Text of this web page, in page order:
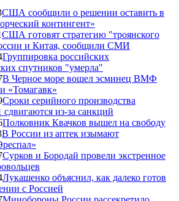
США сообщили о решении оставить в
контингент»
США готовят стратегию "троянского
и Китая, сообщили СМИ
Группировка российских
спутников "умерла"
В Черное море вошел эсминец ВМФ
«Томагавк»
Сроки серийного производства
из-за санкций
Полковник Квачков вышел на свободу
В России из аптек изымают
Сурков и Бородай провели экстренное
Лукашенко объяснил, как далеко готов
с Россией